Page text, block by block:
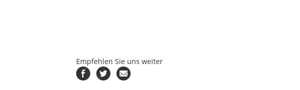
Empfehlen Sie uns weiter